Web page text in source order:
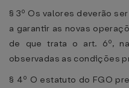
§ 3º Os valores deverão
a garantir as novas
de que trata o art. 6º,
observadas as condições
§ 4º O estatuto do FGO